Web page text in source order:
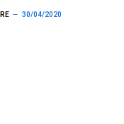
30/04/2020